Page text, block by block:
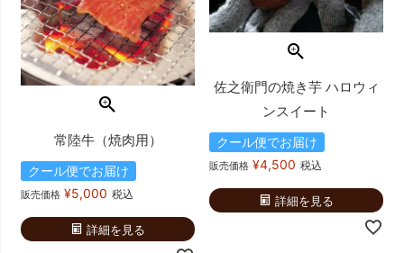
常陸牛（焼肉用）
クール便でお届け
販売価格 ¥5,000 税込
詳細を見る
佐之衛門の焼き芋 ハロウィ
ンスイート
クール便でお届け
販売価格 ¥4,500 税込
詳細を見る